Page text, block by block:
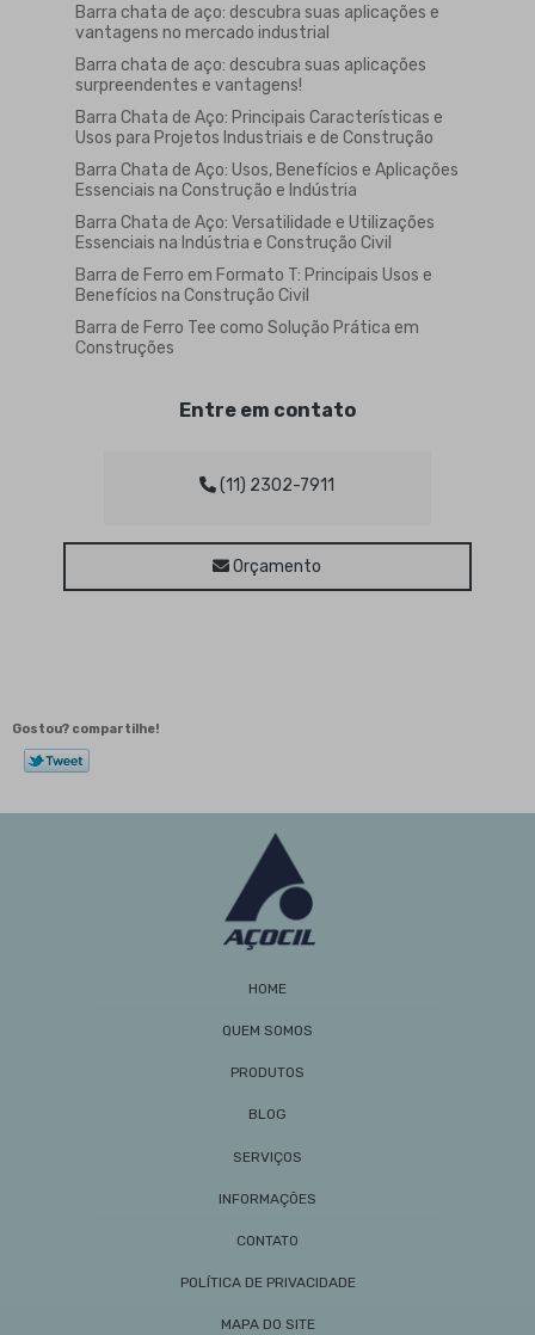
Barra chata de aço: descubra suas aplicações e
vantagens no mercado industrial
Barra chata de aço: descubra suas aplicações
surpreendentes e vantagens!
Barra Chata de Aço: Principais Características e
Usos para Projetos Industriais e de Construção
Barra Chata de Aço: Usos, Benefícios e Aplicações
Essenciais na Construção e Indústria
Barra Chata de Aço: Versatilidade e Utilizações
Essenciais na Indústria e Construção Civil
Barra de Ferro em Formato T: Principais Usos e
Benefícios na Construção Civil
Barra de Ferro Tee como Solução Prática em
Construções
Barra de Ferro Tipo Tee: Guia Completo para
Barra Sextavada de Aço é Ideal para Projetos
Estruturais e Mecânicos
Barra Sextavada de Aço para Projetos Estruturais
Barra Sextavada: Como Escolher e Utilizar Esse
Material em Projetos
Barras de Aço: Guia Completo de Aplicações,
Benefícios e Como Escolher para Seus Projetos
Cantoneira de Ferro é Essencial para Estruturas
Melhores Ofertas e Economizar na Obra
Cantoneira Galvanizada Preço: Como Encontrar as
Melhores Ofertas e Economizar na Sua Obra
Cantoneiras de Aço à Venda Aumentam
Cantoneiras de Aço à Venda: Os Melhores Modelos
Design para Projetos Eficientes
Cantoneiras Galvanizadas a Fogo: Benefícios e
Aplicações Práticas
Cantoneiras Galvanizadas a Fogo: Vantagens e
Entre em contato
(11) 2302-7911
Orçamento
Gostou? compartilhe!
HOME
QUEM SOMOS
PRODUTOS
BLOG
SERVIÇOS
INFORMAÇÕES
CONTATO
POLÍTICA DE PRIVACIDADE
MAPA DO SITE